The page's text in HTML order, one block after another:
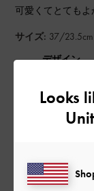
可愛くてとてもよ
サイズ: 37/23.5cm
デザイン
もっと見る
Looks